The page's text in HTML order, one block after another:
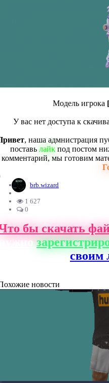
Модель игрока
У вас нет доступа к
, наша адмнистрация
поставь лайкпод постом
комментарий, мы готовим
brb.wizard
1 627
0
бы скачать
своим
новости